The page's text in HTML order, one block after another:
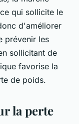
qui sollicite le
d'améliorer
prévenir les
sollicitant de
favorise la
de poids.
la perte